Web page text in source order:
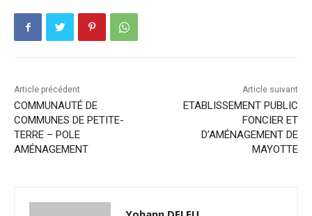
Article précédent
COMMUNAUTÉ DE
COMMUNES DE PETITE-
TERRE – POLE
AMÉNAGEMENT
Article suivant
ETABLISSEMENT PUBLIC
FONCIER ET
D’AMÉNAGEMENT DE
MAYOTTE